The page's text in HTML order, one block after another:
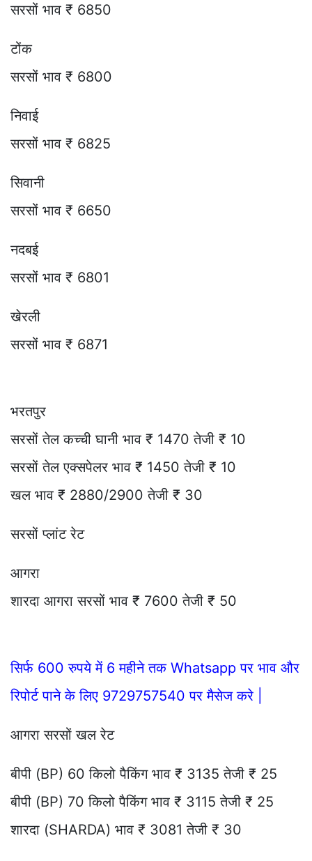
सरसों भाव ₹ 6850
टोंक
सरसों भाव ₹ 6800
निवाई
सरसों भाव ₹ 6825
सिवानी
सरसों भाव ₹ 6650
नदबई
सरसों भाव ₹ 6801
खेरली
सरसों भाव ₹ 6871
भरतपुर
सरसों तेल कच्ची घानी भाव ₹ 1470 तेजी ₹ 10
सरसों तेल एक्सपेलर भाव ₹ 1450 तेजी ₹ 10
खल भाव ₹ 2880/2900 तेजी ₹ 30
सरसों प्लांट रेट
आगरा
शारदा आगरा सरसों भाव ₹ 7600 तेजी ₹ 50
सिर्फ 600 रुपये में 6 महीने तक Whatsapp पर भाव और
रिपोर्ट पाने के लिए 9729757540 पर मैसेज करे |
आगरा सरसों खल रेट
बीपी (BP) 60 किलो पैकिंग भाव ₹ 3135 तेजी ₹ 25
बीपी (BP) 70 किलो पैकिंग भाव ₹ 3115 तेजी ₹ 25
शारदा (SHARDA) भाव ₹ 3081 तेजी ₹ 30